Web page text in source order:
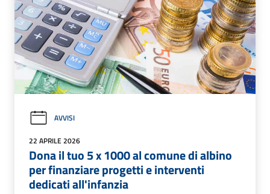
AVVISI
22 APRILE 2026
Dona il tuo 5 x 1000 al comune di albino
per finanziare progetti e interventi
dedicati all'infanzia